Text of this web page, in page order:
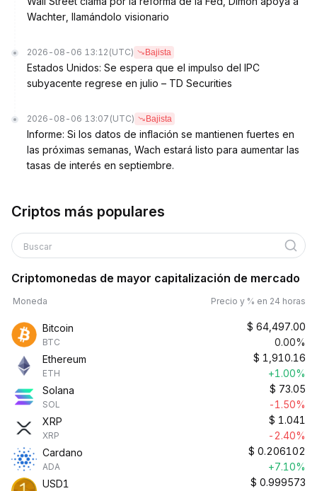
Wachter, llamándolo visionario
2026-08-06 13:12 (UTC) Bajista
Estados Unidos: Se espera que el impulso del IPC
subyacente regrese en julio – TD Securities
2026-08-06 13:07 (UTC) Bajista
Informe: Si los datos de inflación se mantienen fuertes en
las próximas semanas, Wach estará listo para aumentar las
tasas de interés en septiembre.
Criptos más populares
Buscar
Criptomonedas de mayor capitalización de mercado
Moneda Precio y % en 24 horas
Bitcoin
BTC
$ 64,497.00
0.00%
Ethereum
ETH
$ 1,910.16
+1.00%
Solana
SOL
$ 73.05
-1.50%
XRP
XRP
$ 1.041
-2.40%
Cardano
ADA
$ 0.206102
+7.10%
USD1
$ 0.999573